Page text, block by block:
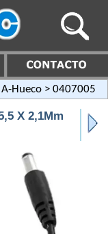
Hueco > 0407005
X 2,1Mm